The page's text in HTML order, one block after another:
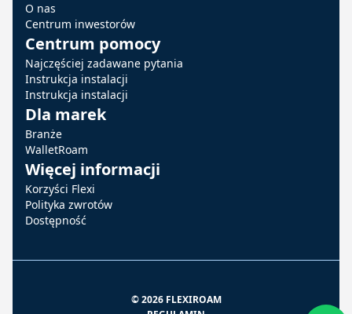
O nas
Centrum inwestorów
Centrum pomocy
Najczęściej zadawane pytania
Instrukcja instalacji
Instrukcja instalacji
Dla marek
Branże
WalletRoam
Więcej informacji
Korzyści Flexi
Polityka zwrotów
Dostępność
© 2026 FLEXIROAM